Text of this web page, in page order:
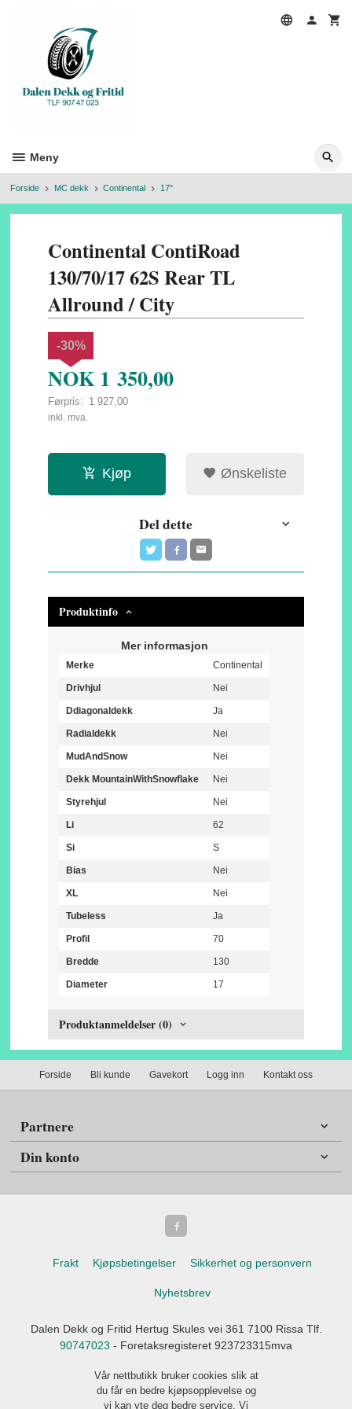
Meny
Forside MC dekk Continental 17"
Continental ContiRoad
130/70/17 62S Rear TL
Allround / City
NOK 1 350,00
Førpris: 1 927,00
Rabatt
-30%
inkl. mva.
Kjøp Ønskeliste
Del dette
Produktinfo
Mer informasjon
Merke Continental
Drivhjul Nei
Ddiagonaldekk Ja
Radialdekk Nei
MudAndSnow Nei
Dekk MountainWithSnowflake Nei
Styrehjul Nei
Li 62
Si S
Bias Nei
XL Nei
Tubeless Ja
Profil 70
Bredde 130
Diameter 17
Produktanmeldelser (0)
Forside Bli kunde Gavekort Logg inn Kontakt oss
Partnere
Din konto
Frakt Kjøpsbetingelser Sikkerhet og personvern
Nyhetsbrev
Dalen Dekk og Fritid Hertug Skules vei 361 7100 Rissa Tlf.
90747023 - Foretaksregisteret 923723315mva
Vår nettbutikk bruker cookies slik at
du får en bedre kjøpsopplevelse og
vi kan yte deg bedre service. Vi